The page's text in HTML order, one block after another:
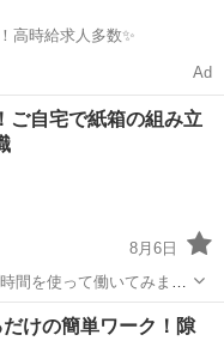
登録不要！高時給求人多数✨
Ad
ご自宅で紙箱の組み立
8月6日
時間を使って働いてみませ
給料
けの簡単ワーク！隙